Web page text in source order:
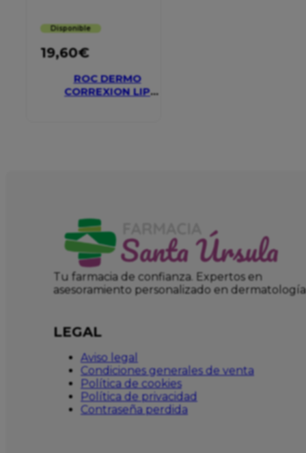
Disponible
19,60€
ROC DERMO
CORREXION LIP
Tu farmacia de confianza. Expertos en
asesoramiento personalizado en dermatología
LEGAL
Aviso legal
Condiciones generales de venta
Política de cookies
Política de privacidad
Contraseña perdida